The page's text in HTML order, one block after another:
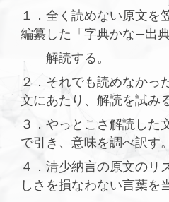
１．全く読めない原文を
編纂した「字典かな―出
解読する。
２．それでも読めなかっ
文にあたり、解読を試み
３．やっとこさ解読した
で引き、意味を調べ訳す。
４．清少納言の原文のリ
しさを損なわない言葉を